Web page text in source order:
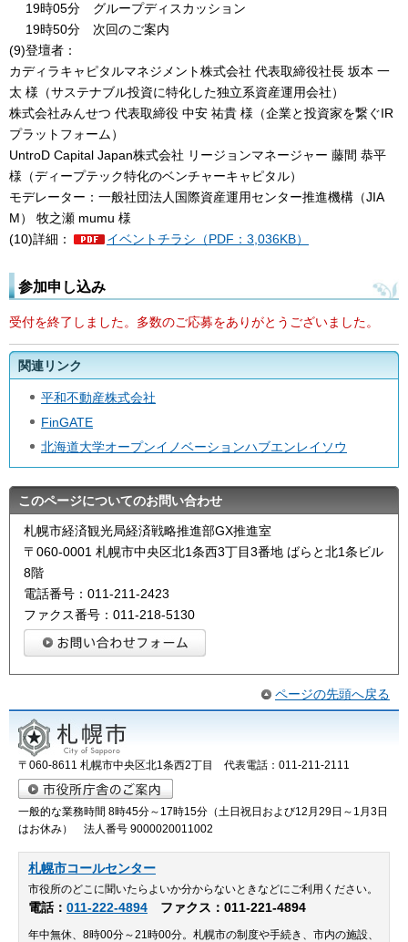
19時05分 グループディスカッション
19時50分 次回のご案内
(9)登壇者：
カディラキャピタルマネジメント株式会社 代表取締役社長 坂本 一
太 様（サステナブル投資に特化した独立系資産運用会社）
株式会社みんせつ 代表取締役 中安 祐貴 様（企業と投資家を繋ぐIR
プラットフォーム）
UntroD Capital Japan株式会社 リージョンマネージャー 藤間 恭平
様（ディープテック特化のベンチャーキャピタル）
モデレーター：一般社団法人国際資産運用センター推進機構（JIA
M） 牧之瀬 mumu 様
(10)詳細：
イベントチラシ（PDF：3,036KB）
参加申し込み
受付を終了しました。多数のご応募をありがとうございました。
関連リンク
平和不動産株式会社
FinGATE
北海道大学オープンイノベーションハブエンレイソウ
このページについてのお問い合わせ
札幌市経済観光局経済戦略推進部GX推進室
〒060-0001 札幌市中央区北1条西3丁目3番地 ばらと北1条ビル
8階
電話番号：011-211-2423
ファクス番号：011-218-5130
ページの先頭へ戻る
〒060-8611 札幌市中央区北1条西2丁目 代表電話：011-211-2111
一般的な業務時間 8時45分～17時15分（土日祝日および12月29日～1月3日
はお休み） 法人番号 9000020011002
札幌市コールセンター
市役所のどこに聞いたらよいか分からないときなどにご利用ください。
電話： 011-222-4894 ファクス：011-221-4894
年中無休、8時00分～21時00分。札幌市の制度や手続き、市内の施設、